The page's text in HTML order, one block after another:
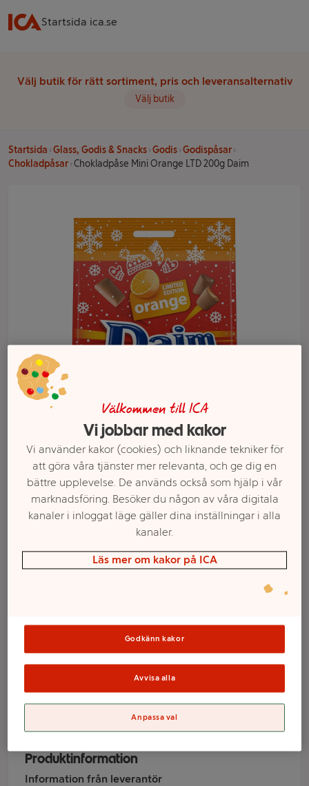
Startsida ica.se
Välj butik för rätt sortiment, pris och leveransalternativ
Välj butik
Startsida Glass, Godis & Snacks Godis Godispåsar
Chokladpåsar Chokladpåse Mini Orange LTD 200g Daim
Chokladpåse Mini
Orange LTD 200g
Daim
Varumärke
Produktinformation
Information från leverantör
Välj butik och handla
Sortimentet kan variera mellan butikerna
Välkommen till ICA
Vi jobbar med kakor
Vi använder kakor (cookies) och liknande tekniker för
att göra våra tjänster mer relevanta, och ge dig en
bättre upplevelse. De används också som hjälp i vår
marknadsföring. Besöker du någon av våra digitala
kanaler i inloggat läge gäller dina inställningar i alla
kanaler.
Läs mer om kakor på ICA
Godkänn kakor
Avvisa alla
Anpassa val